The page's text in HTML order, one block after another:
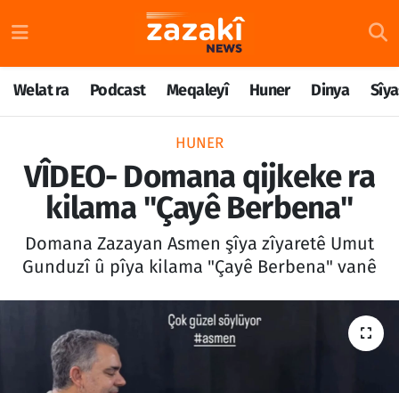
Welat ra Podcast Meqaleyî Huner Dinya
HUNER
VÎDEO- Domana qijkeke ra
kilama "Çayê Berbena"
Domana Zazayan Asmen şîya zîyaretê Umut
Gunduzî û pîya kilama "Çayê Berbena" vanê
Welat ra
Podcast
Meqaleyî
Huner
Dinya
Rojane
Têkilî
Nöbetçi Eczaneler
Hava Durumu
Namaz Vakitleri
Trafik Durumu
Süper Lig Puan Durumu ve Fikstür
Son Dakika Haberleri
Haber Arşivi